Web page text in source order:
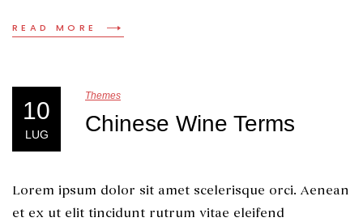
READ MORE
10
LUG
Themes
Chinese Wine Terms
Lorem ipsum dolor sit amet scelerisque orci. Aenean
et ex ut elit tincidunt rutrum vitae eleifend